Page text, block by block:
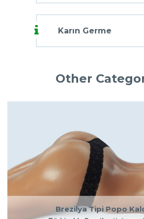
Karın Germe
Other
Brezilya Tipi Popo